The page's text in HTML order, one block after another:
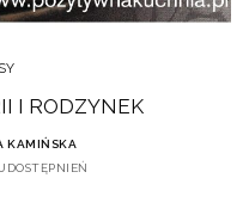
I RODZYNEK
KAMIŃSKA